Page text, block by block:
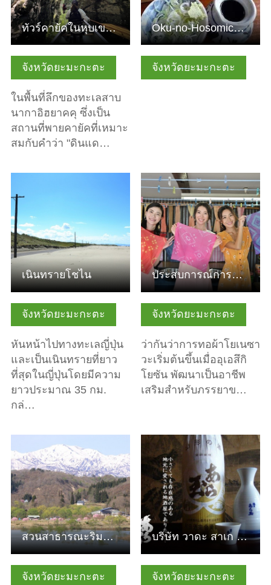
จังหวัดยะมะกะตะ
ในพื้นที่ลึกของทะเลสาบ
นากาอิฮยาคคุ ซึ่งเป็น
สถานที่พายคายัคที่เหมาะ
สมกับคำว่า "ดินแด…
ทัวร์คายัคในหุบเขามิฟุเนะ การผจญภัยเพื่อค้นหาดินแดนลึกลับแ…
จังหวัดยะมะกะตะ
Oku-no-Hosomichi Obanazawa Soba Kaido
จังหวัดยะมะกะตะ
หันหน้าไปทางทะเลญี่ปุ่น
และเป็นเนินทรายที่ยาว
ที่สุดในญี่ปุ่นโดยมีความ
ยาวประมาณ 35 กม.
กล่…
เนินทรายโชไน
จังหวัดยะมะกะตะ
ว่ากันว่าการทอผ้าโยเนซา
วะเริ่มต้นขึ้นเมื่ออุเอสึกิ
โยซัน พัฒนาเป็นอาชีพ
เสริมสำหรับภรรยาข…
ดูข้อมูลพื้นฐาน
ประสบการณ์การทอและย้อมผ้าด้วยมือ "โยเนซาวะ เวฟเวฟ"
จังหวัดยะมะกะตะ
สวนสาธารณะริมทะเลสาบเขื่อน Shirakawa
จังหวัดยะมะกะตะ
ดูข้อมูลพื้นฐาน
บริษัท วาดะ สาเก บริวเวอรี่ จำกัด